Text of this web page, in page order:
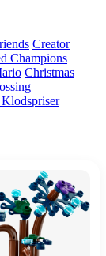
Creator
Champions
Christmas